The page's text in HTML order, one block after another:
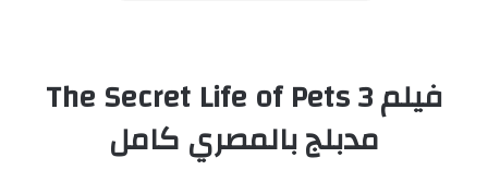
فيلم The Secret Life of Pets 3
مدبلج بالمصري كامل